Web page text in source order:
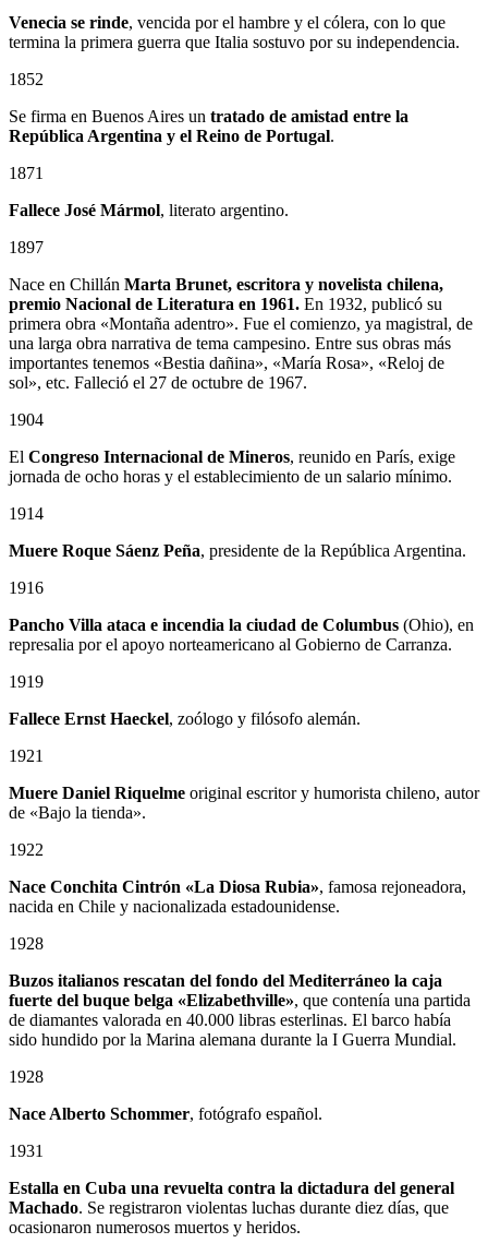
Venecia se rinde, vencida por el hambre y el cólera, con lo que
termina la primera guerra que Italia sostuvo por su independencia.
1852
Se firma en Buenos Aires un tratado de amistad entre la
República Argentina y el Reino de Portugal.
1871
Fallece José Mármol, literato argentino.
1897
Nace en Chillán Marta Brunet, escritora y novelista chilena,
premio Nacional de Literatura en 1961. En 1932, publicó su
primera obra «Montaña adentro». Fue el comienzo, ya magistral, de
una larga obra narrativa de tema campesino. Entre sus obras más
importantes tenemos «Bestia dañina», «María Rosa», «Reloj de
sol», etc. Falleció el 27 de octubre de 1967.
1904
El Congreso Internacional de Mineros, reunido en París, exige
jornada de ocho horas y el establecimiento de un salario mínimo.
1914
Muere Roque Sáenz Peña, presidente de la República Argentina.
1916
Pancho Villa ataca e incendia la ciudad de Columbus (Ohio), en
represalia por el apoyo norteamericano al Gobierno de Carranza.
1919
Fallece Ernst Haeckel, zoólogo y filósofo alemán.
1921
Muere Daniel Riquelme original escritor y humorista chileno, autor
de «Bajo la tienda».
1922
Nace Conchita Cintrón «La Diosa Rubia», famosa rejoneadora,
nacida en Chile y nacionalizada estadounidense.
1928
Buzos italianos rescatan del fondo del Mediterráneo la caja
fuerte del buque belga «Elizabethville», que contenía una partida
de diamantes valorada en 40.000 libras esterlinas. El barco había
sido hundido por la Marina alemana durante la I Guerra Mundial.
1928
Nace Alberto Schommer, fotógrafo español.
1931
Estalla en Cuba una revuelta contra la dictadura del general
Machado. Se registraron violentas luchas durante diez días, que
ocasionaron numerosos muertos y heridos.